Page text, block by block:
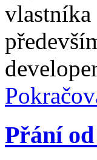
Přání